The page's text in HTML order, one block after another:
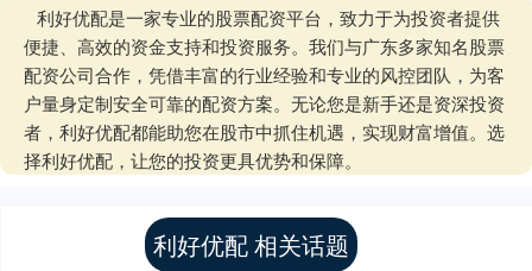
利好优配是一家专业的股票配资平台，致力于为投资者提供
便捷、高效的资金支持和投资服务。我们与广东多家知名股票
配资公司合作，凭借丰富的行业经验和专业的风控团队，为客
户量身定制安全可靠的配资方案。无论您是新手还是资深投资
者，利好优配都能助您在股市中抓住机遇，实现财富增值。选
择利好优配，让您的投资更具优势和保障。
利好优配 相关话题